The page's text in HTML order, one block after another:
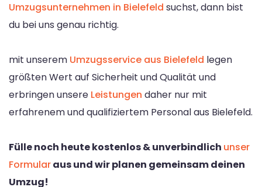
Umzugsunternehmen in Bielefeld suchst, dann bist
du bei uns genau richtig.
mit unserem Umzugsservice aus Bielefeld legen
größten Wert auf Sicherheit und Qualität und
erbringen unsere Leistungen daher nur mit
erfahrenem und qualifiziertem Personal aus Bielefeld.
Fülle noch heute kostenlos & unverbindlich unser
Formularaus und wir planen gemeinsam deinen
Umzug!